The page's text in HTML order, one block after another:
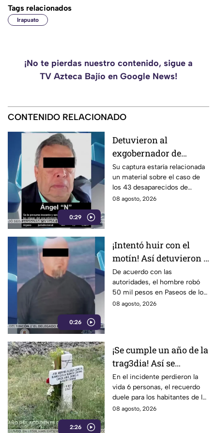
Tags relacionados
Irapuato
¡No te pierdas nuestro contenido, sigue a
TV Azteca Bajío en Google News!
CONTENIDO RELACIONADO
0:29
Detuvieron al
exgobernador de
Guerrero, Ángel
Aguirre Rivero
Su captura estaría relacionada
un material sobre el caso de
los 43 desaparecidos de
Ayotzinapa
08 agosto, 2026
0:26
¡Intentó huir con el
motín! Así detuvieron a
un presunto
responsable de asaltar
a su víctima en León
De acuerdo con las
autoridades, el hombre robó
50 mil pesos en Paseos de los
Insurgentes
08 agosto, 2026
2:26
¡Se cumple un año de la
trag3dia! Así se
recuerda el fuerte
accidente de un tren en
Irapuato
En el incidente perdieron la
vida 6 personas, el recuerdo
duele para los habitantes de la
localidad.
08 agosto, 2026